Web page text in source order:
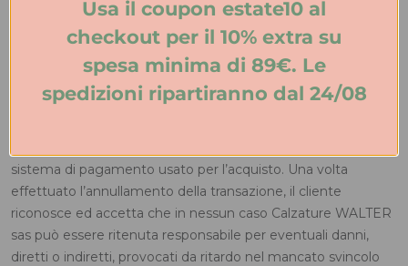
banca del Cliente.
Calzature WALTER sas si riserva altresì il diritto di rifiutare
ordini o di rifiutare l’erogazione di servizi a chiunque in
qualsiasi momento.
In caso di annullamento dell’ordine per mancata
sistema di pagamento usato per l’acquisto. Una volta
effettuato l’annullamento della transazione, il cliente
riconosce ed accetta che in nessun caso Calzature WALTER
sas può essere ritenuta responsabile per eventuali danni,
diretti o indiretti, provocati da ritardo nel mancato svincolo
Usa il coupon estate10 al
checkout per il 10% extra su
spesa minima di 89€. Le
spedizioni ripartiranno dal 24/08